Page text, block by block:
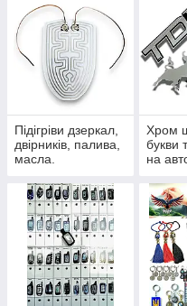
Підігріви дзеркал,
двірників, палива,
масла.
Хром
букви
на